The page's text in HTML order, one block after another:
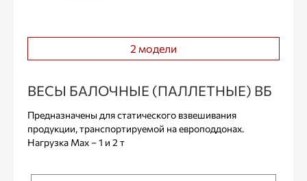
2 модели
ВЕСЫ БАЛОЧНЫЕ (ПАЛЛЕТНЫЕ) ВБ
Предназначены для статического взвешивания
продукции, транспортируемой на европоддонах.
Нагрузка Max – 1 и 2 т